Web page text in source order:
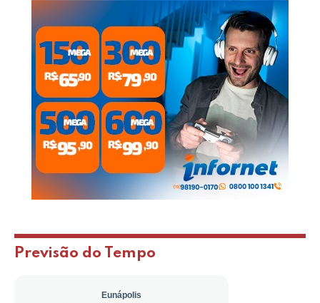
Previsão do Tempo